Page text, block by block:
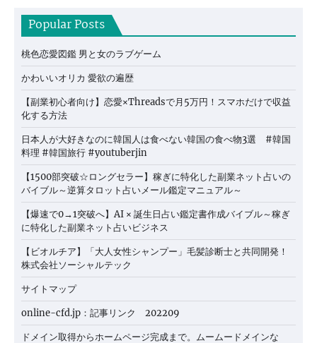
Popular Posts
桃色恋愛図鑑 男と女のラブゲーム
かわいいオリカ 愛欲の遍歴
【副業初心者向け】恋愛×Threadsで月5万円！スマホだけで収益
化する方法
日本人が大好きなのに韓国人は食べない韓国の食べ物3選 #韓国
料理 #韓国旅行 #youtuberjin
【1500部突破☆ロングセラー】稼ぎに特化した副業ネット占いの
バイブル～逆算タロット占いメール鑑定マニュアル～
【爆速で0→1突破へ】AI × 誕生日占い鑑定書作成バイブル～稼ぎ
に特化した副業ネット占いビジネス
【ビオルチア】「大人女性シャンプー」毛髪診断士と共同開発！
株式会社ソーシャルテック
サイトマップ
online-cfd.jp：記事リンク 202209
ドメイン取得からホームページ完成まで。ムームードメインな